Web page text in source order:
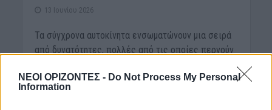
ΝΕΟΙ ΟΡΙΖΟΝΤΕΣ - Do Not Process My Personal
Information
13 Ιουνίου 2026
Τα σύγχρονα αυτοκίνητα ενσωματώνουν μια σειρά
από δυνατότητες, πολλές από τις οποίες περνούν
πως μπορεί να...